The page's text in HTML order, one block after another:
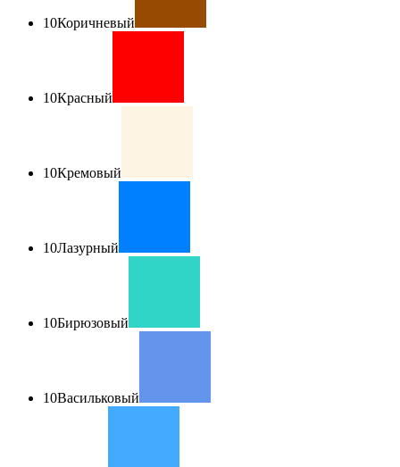
10Коричневый
10Красный
10Кремовый
10Лазурный
10Бирюзовый
10Васильковый